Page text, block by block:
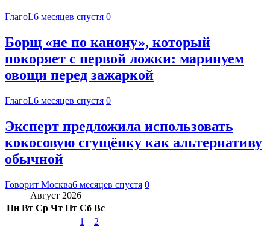
ГлагоL6 месяцев спустя 0
Борщ «не по канону», который
покоряет с первой ложки: маринуем
овощи перед зажаркой
ГлагоL6 месяцев спустя 0
Эксперт предложила использовать
кокосовую сгущёнку как альтернативу
обычной
Говорит Москва6 месяцев спустя 0
Август 2026
Пн Вт Ср Чт Пт Сб Вс
1
2